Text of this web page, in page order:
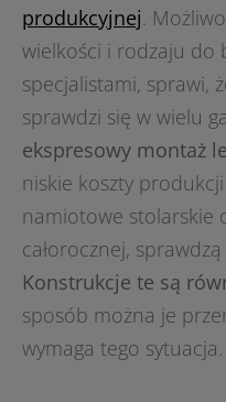
produkcyjnej.
wielkości i rodzaju do
specjalistami, sprawi,
sprawdzi się w wielu
ekspresowy montaż
niskie koszty
namiotowe stolarskie
całorocznej,
Konstrukcje te są
sposób można je
wymaga tego sytuacja.